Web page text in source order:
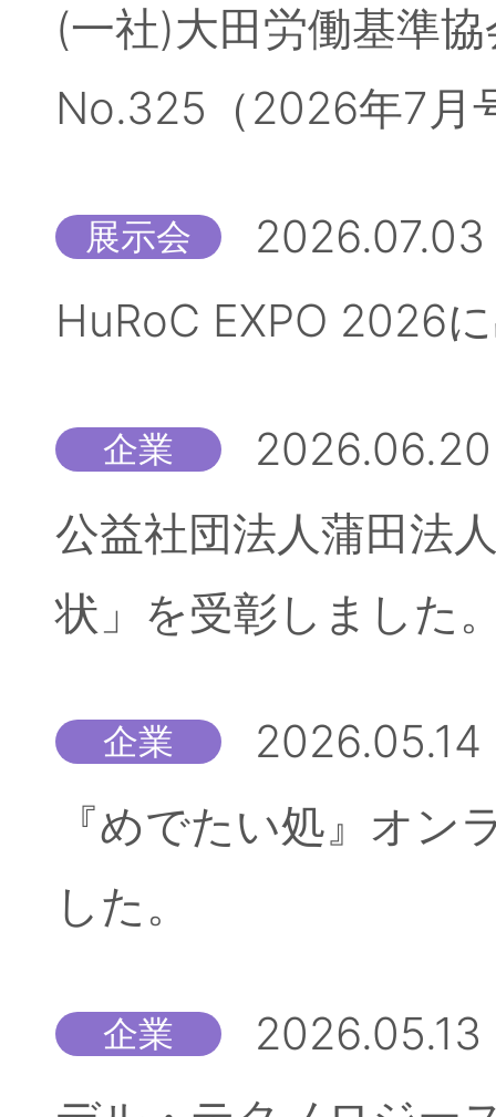
(一社)大田労働基準
No.325（2026年7月
展示会
2026.07.03
HuRoC EXPO 2026
企業
2026.06.20
公益社団法人蒲田法
状」を受彰しました
企業
2026.05.14
『めでたい処』オ
した。
企業
2026.05.13